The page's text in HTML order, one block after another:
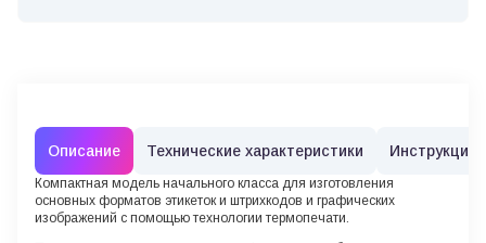
Описание Технические характеристики Инструкции
Компактная модель начального класса для изготовления
основных форматов этикеток и штрихкодов и графических
изображений с помощью технологии термопечати.